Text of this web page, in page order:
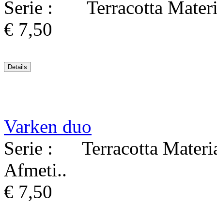
Serie : Terracotta
€ 7,50
Varken duo
Serie : Terracotta
Afmeti..
€ 7,50